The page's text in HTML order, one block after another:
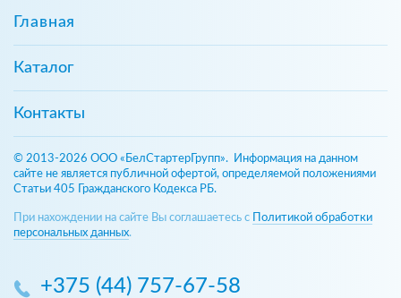
Главная
Каталог
Контакты
© 2013-2026 ООО «БелСтартерГрупп». Информация на данном
сайте не является публичной офертой, определяемой положениями
Статьи 405 Гражданского Кодекса РБ.
При нахождении на сайте Вы соглашаетесь с
Политикой обработки
персональных данных.
+375 (44) 757-67-58